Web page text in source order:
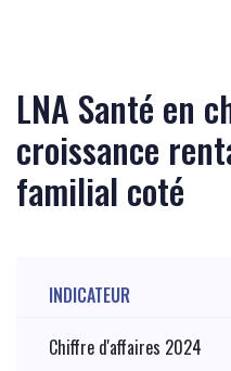
LNA Santé en
croissance
familial coté
INDICATEUR
Chiffre d'affaires 2024